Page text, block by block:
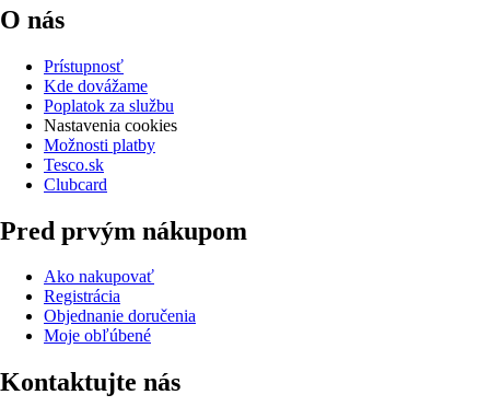
O nás
Prístupnosť
Kde dovážame
Poplatok za službu
Nastavenia cookies
Možnosti platby
Tesco.sk
Clubcard
Pred prvým nákupom
Ako nakupovať
Registrácia
Objednanie doručenia
Moje obľúbené
Kontaktujte nás